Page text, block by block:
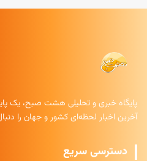
پایگاه خبری و تحلیلی هشت صبح، یک
آخرین اخبار لحظه‌ای کشور و جهان را
دسترسی سریع